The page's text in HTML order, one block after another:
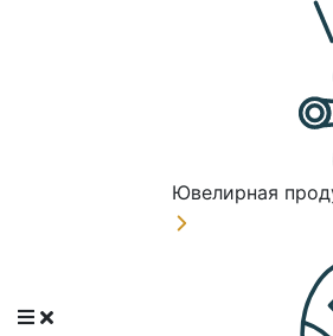
Ювелирная